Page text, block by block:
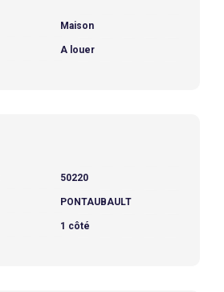
Maison
A louer
50220
PONTAUBAULT
1 côté